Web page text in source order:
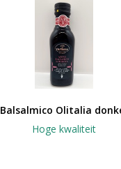
Balsalmico Olitalia
Hoge kwaliteit